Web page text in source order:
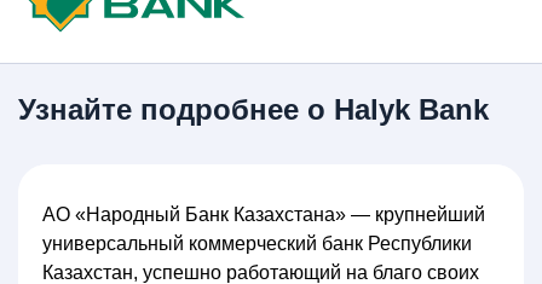
Узнайте подробнее о Halyk Bank
АО «Народный Банк Казахстана» — крупнейший
универсальный коммерческий банк Республики
Казахстан, успешно работающий на благо своих